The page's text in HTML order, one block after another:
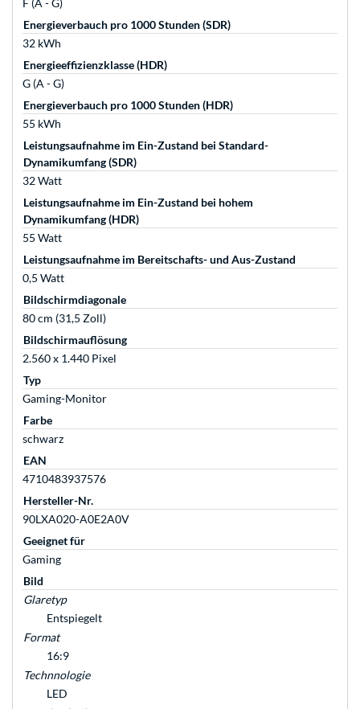
F (A - G)
Energieverbauch pro 1000 Stunden (SDR)
32 kWh
Energieeffizienzklasse (HDR)
G (A - G)
Energieverbauch pro 1000 Stunden (HDR)
55 kWh
Leistungsaufnahme im Ein-Zustand bei Standard-
Dynamikumfang (SDR)
32 Watt
Leistungsaufnahme im Ein-Zustand bei hohem
Dynamikumfang (HDR)
55 Watt
Leistungsaufnahme im Bereitschafts- und Aus-Zustand
0,5 Watt
Bildschirmdiagonale
80 cm (31,5 Zoll)
Bildschirmauflösung
2.560 x 1.440 Pixel
Typ
Gaming-Monitor
Farbe
schwarz
EAN
4710483937576
Hersteller-Nr.
90LXA020-A0E2A0V
Geeignet für
Gaming
Bild
Glaretyp
Entspiegelt
Format
16:9
Technnologie
LED